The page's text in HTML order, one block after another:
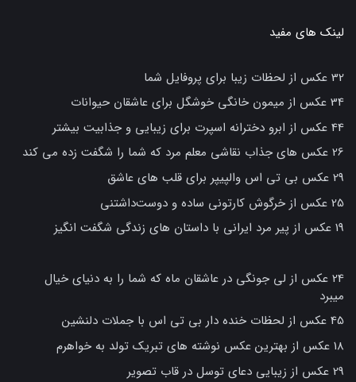
لینک های مفید
32 عکس از لحظات زیبا برای پروفایل شما
34 عکس از میمون خانگی خوشگل برای عاشقان حیوانات
44 عکس از ابرو دخترانه اسپرت برای زیبایی و جذابیت بیشتر
26 عکس های جذاب نقاشی معلم مرد که شما را شگفت زده می کند
29 عکس بی تی اس والپیپر برای قلب های عاشق
25 عکس از خرگوش کارتونی ساده و دوست‌داشتنی
19 عکس از پیر مرد ایرانی با داستان های زندگی شگفت انگیز
24 عکس از لی جونگی در عاشقان ماه که شما را به دنیای خیال
میبرد
45 عکس از لحظات خنده دار بی تی اس با جملات دلنشین
18 عکس از بهترین عکس نوشته های تبریک تولد به خواهرم
29 عکس از زیبایی دعای توسل در قاب تصویر